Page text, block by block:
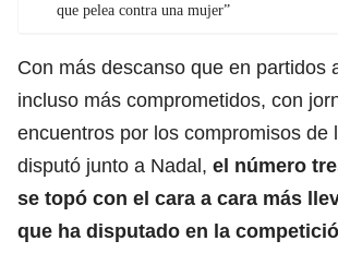
que pelea contra una mujer”
Con más descanso que en partidos
incluso más comprometidos, con
encuentros por los compromisos de
disputó junto a Nadal, el número
se topó con el cara a cara más
que ha disputado en la